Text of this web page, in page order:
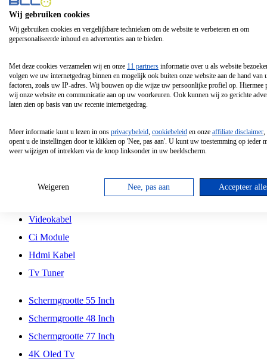
Philips
Schermgrootte 24 Inch
Schermgrootte 85 Inch
Schermgrootte 98 Inch
Tcl
Hd Led Tv
Antennekabel
Videokabel
Ci Module
Hdmi Kabel
Tv Tuner
Schermgrootte 55 Inch
Schermgrootte 48 Inch
Schermgrootte 77 Inch
4K Oled Tv
Wij gebruiken cookies
Wij gebruiken cookies en vergelijkbare technieken om de website te verbeteren en om
gepersonaliseerde inhoud en advertenties aan te bieden.
Met deze cookies verzamelen wij en onze 11 partners informatie over u als website
volgen we uw internetgedrag binnen en mogelijk ook buiten onze website aan de hand van
factoren, zoals uw IP-adres. Wij bouwen op die wijze uw persoonlijke profiel op. Hiermee
wij onze website en communicatie aan op uw voorkeuren. Ook kunnen wij zo gerichte
laten zien op basis van uw recente internetgedrag.
Meer informatie kunt u lezen in ons privacybeleid, cookiebeleid en onze affiliate disclaimer,
opent u de instellingen door te klikken op 'Nee, pas aan'. U kunt uw toestemming op ieder
weer wijzigen of intrekken via de knop linksonder in uw beeldscherm.
Weigeren Nee, pas aan Accepteer